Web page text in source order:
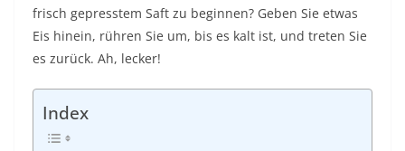
frisch gepresstem Saft zu beginnen? Geben Sie etwas
Eis hinein, rühren Sie um, bis es kalt ist, und treten Sie
es zurück. Ah, lecker!
Index